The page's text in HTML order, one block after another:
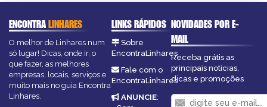
ENCONTRALINHARES
O melhor de Linhares num
só lugar! Dicas, onde ir, o
que fazer, as melhores
empresas, locais, serviços e
muito mais no guia Encontra
Linhares.
LINKS RÁPIDOS
Sobre
EncontraLinhares
Fale com o
EncontraLinhares
ANUNCIE:
NOVIDADES POR E-
MAIL
Receba grátis as
principais notícias,
dicas e promoções